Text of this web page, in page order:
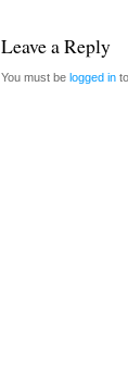
Leave a Reply
You must be logged in